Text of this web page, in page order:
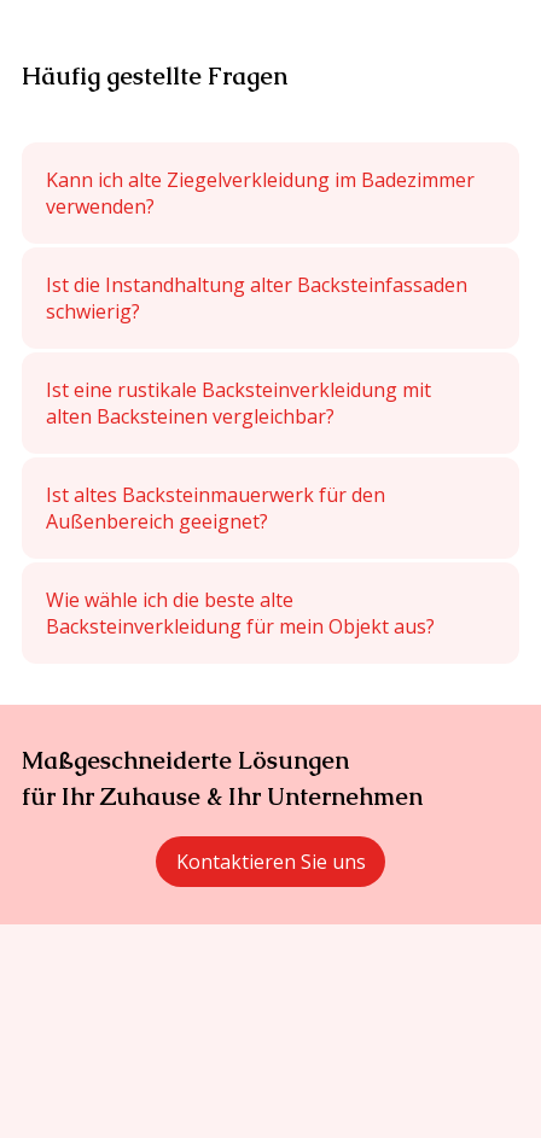
Häufig gestellte Fragen
Kann ich alte Ziegelverkleidung im Badezimmer
verwenden?
Ist die Instandhaltung alter Backsteinfassaden
schwierig?
Ist eine rustikale Backsteinverkleidung mit
alten Backsteinen vergleichbar?
Ist altes Backsteinmauerwerk für den
Außenbereich geeignet?
Wie wähle ich die beste alte
Backsteinverkleidung für mein Objekt aus?
Maßgeschneiderte Lösungen
für Ihr Zuhause & Ihr Unternehmen
Kontaktieren Sie uns